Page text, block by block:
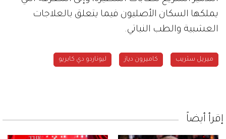
يملكها السكان الأصليون فيما يتعلق بالعلاجات
العشبية والطب النباتي.
ميريل ستريب كاميرون دياز ليوناردو دي كابريو
إقرأ أيضاً